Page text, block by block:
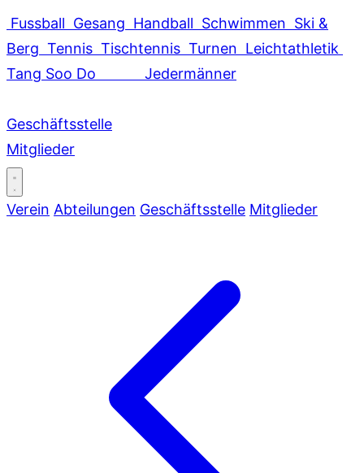
Fussball Gesang Handball Schwimmen Ski &
Berg Tennis Tischtennis Turnen Leichtathletik
Tang Soo Do
Jedermänner
Geschäftsstelle
Mitglieder
Verein Abteilungen Geschäftsstelle Mitglieder